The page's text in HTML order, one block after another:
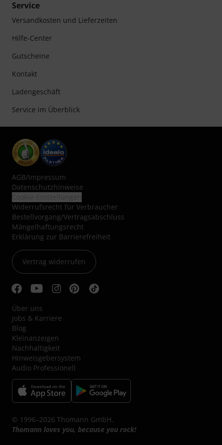
Service
Versandkosten und Lieferzeiten
Hilfe-Center
Gutscheine
Kontakt
Ladengeschäft
Service im Überblick
AGB/Impressum
Datenschutzhinweise
Widerrufsrecht für Verbraucher
Bestellvorgang/Vertragsabschluss
Mängelhaftungsrecht
Erklärung zur Barrierefreiheit
Vertrag widerrufen
Über uns
Jobs & Karriere
Blog
Kleinanzeigen
Nachhaltigkeit
Hinweisgebersystem
Audio Professionell
© 1996–2026 Thomann GmbH.
Thomann loves you, because you rock!